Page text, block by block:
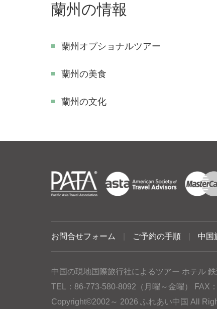
蘭州の情報
蘭州オプショナルツアー
蘭州の美食
蘭州の文化
お問合せフォーム ご予約の手順 中国
中国の現地国際旅行社によるツアー ホテル
TEL：86-773-580-8092（月曜～金曜） FAX
Copyright©2002～ 2026 ふれあい中国 All